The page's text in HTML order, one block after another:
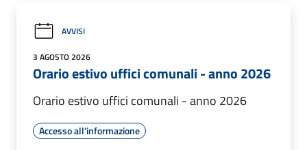
AVVISI
3 AGOSTO 2026
Orario estivo uffici comunali - anno 2026
Orario estivo uffici comunali - anno 2026
Accesso all'informazione